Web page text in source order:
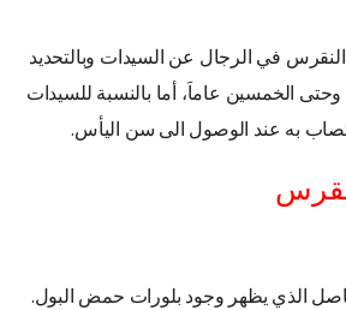
النقرس في الرجال عن السيدات وبالتحديد
الخمسين عاماَ، أما بالنسبة للسيدات
به عند الوصول الى سن اليأس.
الذي يظهر وجود بلورات حمض البول.